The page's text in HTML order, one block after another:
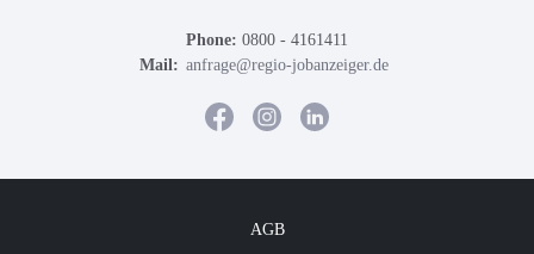
Phone: 0800 - 4161411
Mail: anfrage@regio-jobanzeiger.de
AGB